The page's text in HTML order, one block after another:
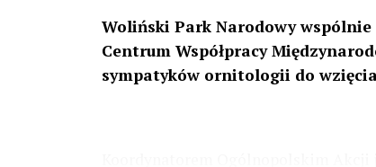
Woliński Park Narodowy wspólnie
Centrum Współpracy
sympatyków ornitologii do wzięcia